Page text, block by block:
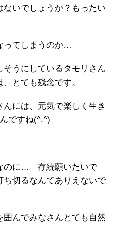
ないでしょうか？もったい
ってしまうのか…
そうにしているタモリさん
とても残念です。
んには、元気で楽しく生き
ですね(^.^)
のに… 存続願いたいで
切るなんてありえないで
囲んでみなさんとても自然